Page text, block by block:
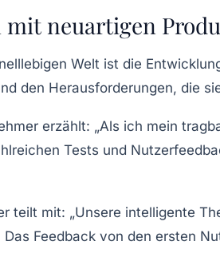
mit neuartigen
Welt ist die
den Herausforderungen, die
erzählt: „Als ich mein
Tests und
teilt mit: „Unsere intelligente
Feedback von den ersten